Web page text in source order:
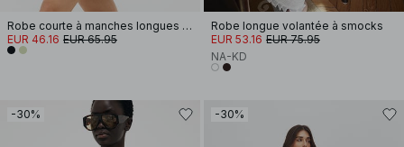
Robe courte à manches longues et découpe goutte d'eau
EUR 46.16 EUR 65.95
Robe longue volantée à smocks
EUR 53.16 EUR 75.95
NA-KD
-30% -30%